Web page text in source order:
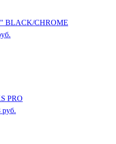
BLACK/CHROME
PRO
руб.